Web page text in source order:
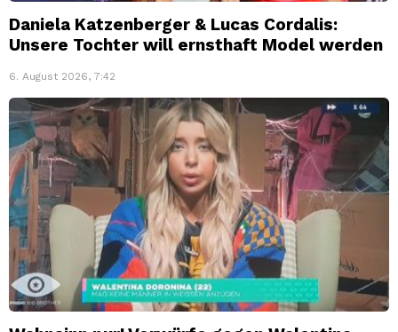
Daniela Katzenberger & Lucas Cordalis:
Unsere Tochter will ernsthaft Model werden
6. August 2026, 7:42